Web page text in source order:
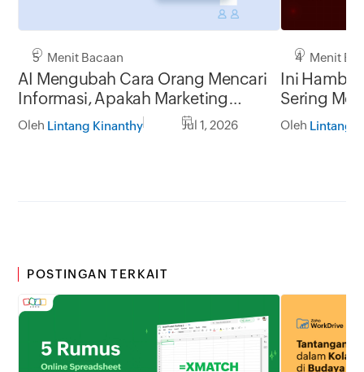
5 Menit Bacaan
AI Mengubah Cara Orang Mencari
Informasi, Apakah Marketing
Funnel Anda Masih Relevan?
Oleh Lintang Kinanthy Jul 1, 2026
4 Menit
Ini
Sering
Oleh Lintang
POSTINGAN TERKAIT